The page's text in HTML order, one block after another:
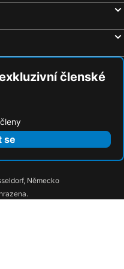
du Petit Louvre
Styles Nice Vieux Port
Western Plus Nice Cosy Hotel
členské
se
Německo